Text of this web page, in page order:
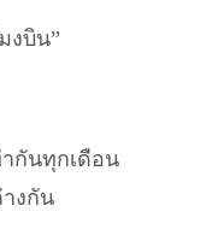
งบิน”
กันทุกเดือน
งกัน